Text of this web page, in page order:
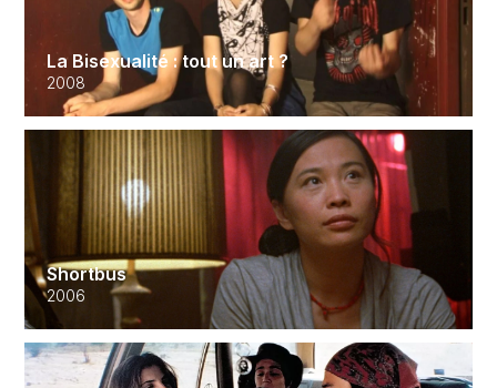
La Bisexualité : tout un art ?
2008
Shortbus
2006